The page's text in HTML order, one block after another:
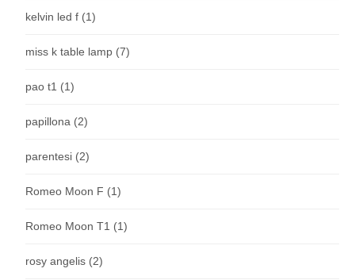
kelvin led f (1)
miss k table lamp (7)
pao t1 (1)
papillona (2)
parentesi (2)
Romeo Moon F (1)
Romeo Moon T1 (1)
rosy angelis (2)